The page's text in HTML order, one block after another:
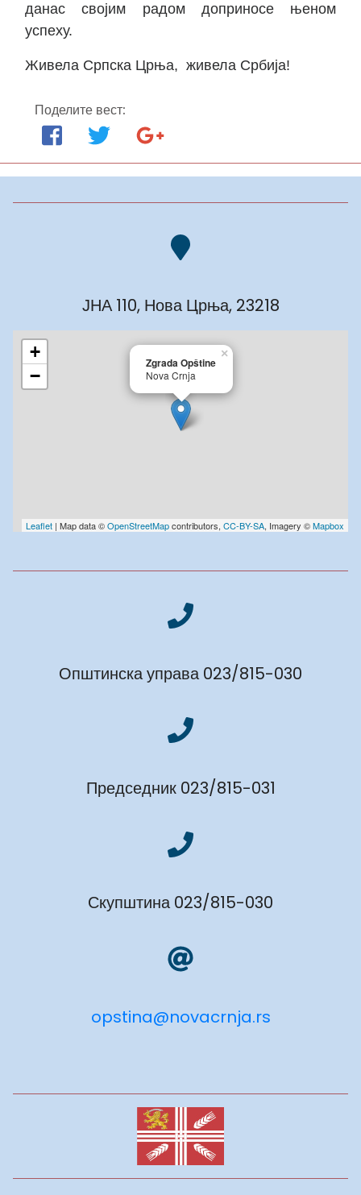
данас својим радом доприносе њеном
успеху.
Живела Српска Црња, живела Србија!
Поделите вест:
ЈНА 110, Нова Црња, 23218
Zgrada Opštine
Nova Crnja
×
+
−
Leaflet | Map data ©OpenStreetMapcontributors, CC-BY-SA, Imagery ©Mapbox
Општинска управа 023/815-030
Председник 023/815-031
Скупштина 023/815-030
opstina@novacrnja.rs